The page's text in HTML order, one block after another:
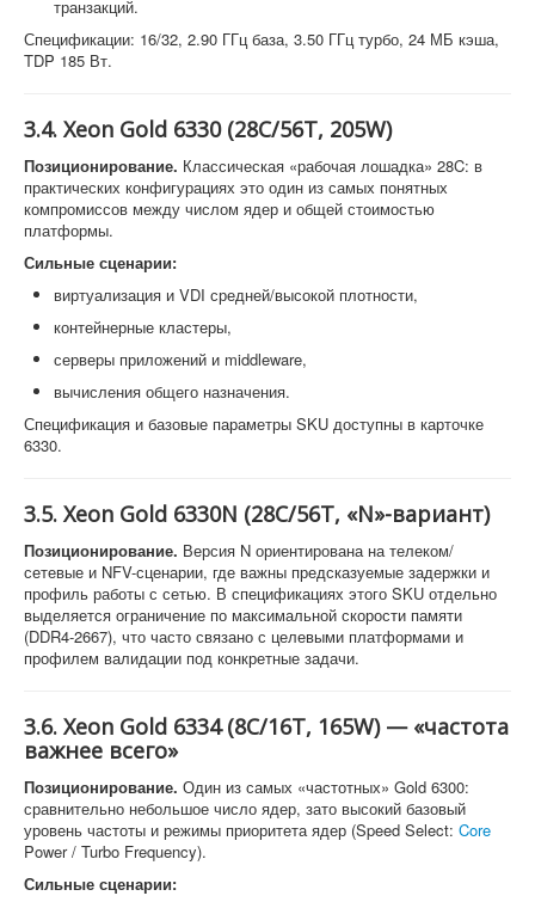
транзакций.
Спецификации: 16/32, 2.90 ГГц база, 3.50 ГГц турбо, 24 МБ кэша,
TDP 185 Вт.
3.4. Xeon Gold 6330 (28C/56T, 205W)
Позиционирование. Классическая «рабочая лошадка» 28C: в
практических конфигурациях это один из самых понятных
компромиссов между числом ядер и общей стоимостью
платформы.
Сильные сценарии:
виртуализация и VDI средней/высокой плотности,
контейнерные кластеры,
серверы приложений и middleware,
вычисления общего назначения.
Спецификация и базовые параметры SKU доступны в карточке
6330.
3.5. Xeon Gold 6330N (28C/56T, «N»-вариант)
Позиционирование. Версия N ориентирована на телеком/
сетевые и NFV-сценарии, где важны предсказуемые задержки и
профиль работы с сетью. В спецификациях этого SKU отдельно
выделяется ограничение по максимальной скорости памяти
(DDR4-2667), что часто связано с целевыми платформами и
профилем валидации под конкретные задачи.
3.6. Xeon Gold 6334 (8C/16T, 165W) — «частота
важнее всего»
Позиционирование. Один из самых «частотных» Gold 6300:
сравнительно небольшое число ядер, зато высокий базовый
уровень частоты и режимы приоритета ядер (Speed Select: Core
Power / Turbo Frequency).
Сильные сценарии: